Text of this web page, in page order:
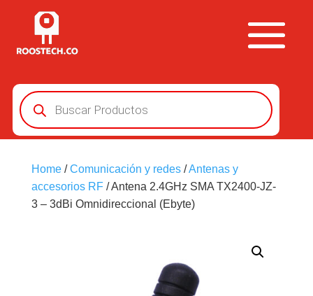
Búsqueda
de
productos
Home/Comunicación y redes/Antenas y
accesorios RF/ Antena 2.4GHz SMA TX2400-JZ-
3 – 3dBi Omnidireccional (Ebyte)